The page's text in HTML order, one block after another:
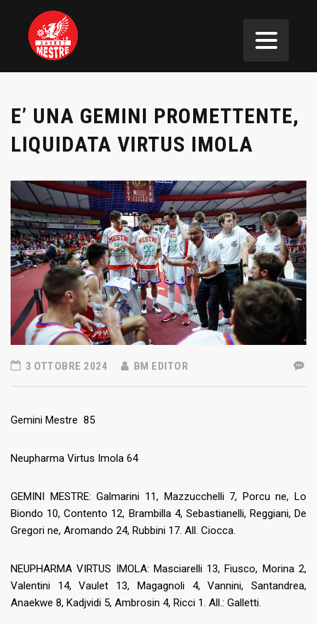
E’ UNA GEMINI PROMETTENTE,
LIQUIDATA VIRTUS IMOLA
3 OTTOBRE 2024 BM EDITOR
Gemini Mestre 85
Neupharma Virtus Imola 64
GEMINI MESTRE: Galmarini 11, Mazzucchelli 7, Porcu ne, Lo
Biondo 10, Contento 12, Brambilla 4, Sebastianelli, Reggiani, De
Gregori ne, Aromando 24, Rubbini 17. All. Ciocca.
NEUPHARMA VIRTUS IMOLA: Masciarelli 13, Fiusco, Morina 2,
Valentini 14, Vaulet 13, Magagnoli 4, Vannini, Santandrea,
Anaekwe 8, Kadjvidi 5, Ambrosin 4, Ricci 1. All.: Galletti.